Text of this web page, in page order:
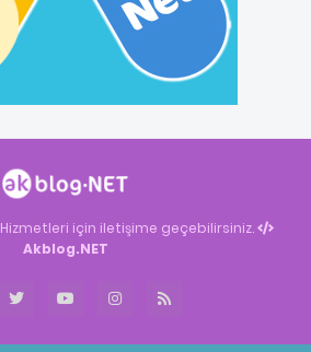
Hizmetleri için iletişime geçebilirsiniz.
Akblog.NET